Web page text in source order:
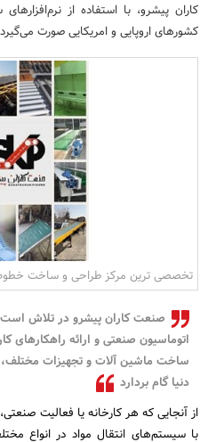
کاران پیشرو، با استفاده از
کشورهای اروپایی و امریکایی صورت
تخصصی ترین مرکز طراحی و ساخت
صنعت کاران پیشرو در تلاش است
اتوماسیون صنعتی و ارائه راهکارهای
ساخت ماشین آلات و تجهیزات مختلف،
دنیا گام بردارد
از آنجایی که هر کارخانه یا فعالیت
با سیستم‌های انتقال مواد در انواع